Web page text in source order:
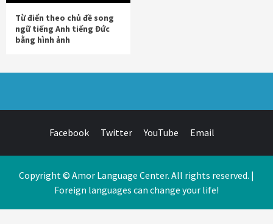
Từ điển theo chủ đề song
ngữ tiếng Anh tiếng Đức
bằng hình ảnh
Facebook Twitter YouTube Email
Copyright © Amor Language Center. All rights reserved. |
Foreign languages can change your life!